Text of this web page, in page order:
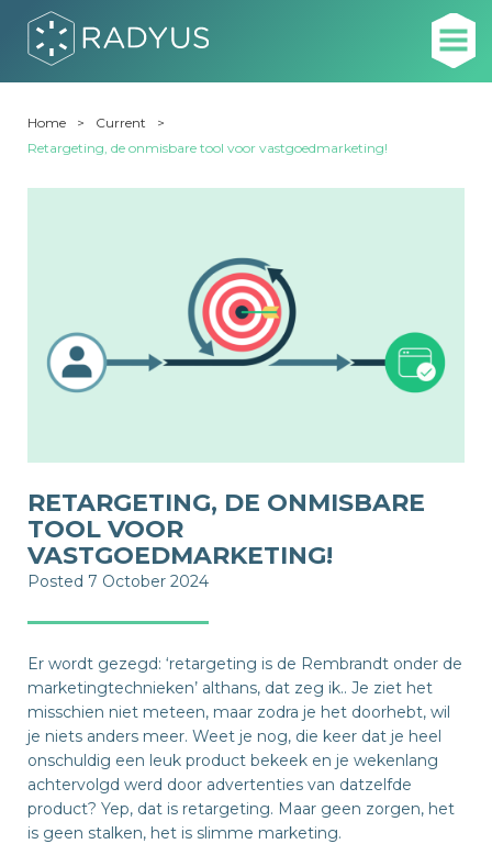
Home
Current
Retargeting, de onmisbare tool voor vastgoedmarketing!
RETARGETING, DE ONMISBARE
TOOL VOOR
VASTGOEDMARKETING!
Posted 7 October 2024
Er wordt gezegd: ‘retargeting is de Rembrandt onder de
marketingtechnieken’ althans, dat zeg ik.. Je ziet het
misschien niet meteen, maar zodra je het doorhebt, wil
je niets anders meer. Weet je nog, die keer dat je heel
onschuldig een leuk product bekeek en je wekenlang
achtervolgd werd door advertenties van datzelfde
product? Yep, dat is retargeting. Maar geen zorgen, het
is geen stalken, het is slimme marketing.